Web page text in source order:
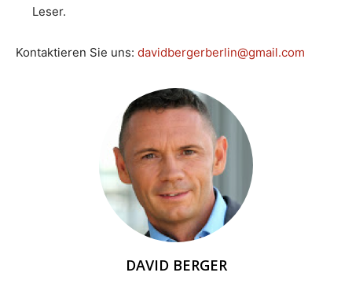
Leser.
Kontaktieren Sie uns: davidbergerberlin@gmail.com
DAVID BERGER